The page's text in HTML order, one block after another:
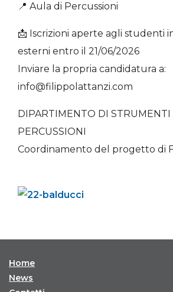
📍 Aula di Percussioni
📩 Iscrizioni aperte agli studenti
esterni entro il 21/06/2026
Inviare la propria candidatura a:
info@filippolattanzi.com
DIPARTIMENTO DI STRUMENTI
PERCUSSIONI
Coordinamento del progetto di
Home
News